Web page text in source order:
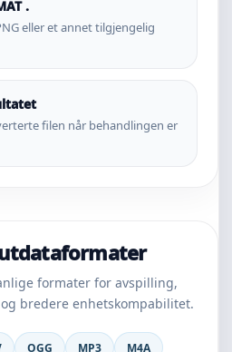
.
eller et annet tilgjengelig
filen når behandlingen er
formater for avspilling,
bredere enhetskompabilitet.
OGG MP3
M4A